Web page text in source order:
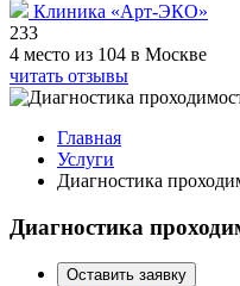
Клиника «Арт-ЭКО»
233
4 место из 104 в Москве
читать отзывы
Главная
Услуги
Диагностика
Диагностика
Оставить заявку